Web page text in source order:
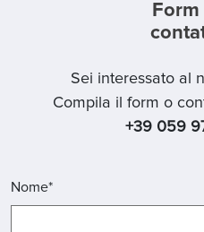
Sei interessato al
Compila il form o
+39 059
Nome*